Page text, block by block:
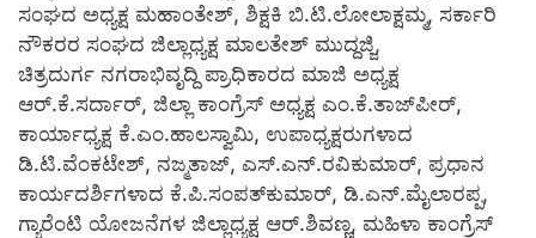
ಸಂಘದ ಅಧ್ಯಕ್ಷ ಮಹಾಂತೇಶ್, ಶಿಕ್ಷಕಿ ಬಿ.ಟಿ.ಲೋಲಾಕ್ಷಮ್ಮ, ಸರ್ಕಾರಿ
ನೌಕರರ ಸಂಘದ ಜಿಲ್ಲಾಧ್ಯಕ್ಷ ಮಾಲತೇಶ್ ಮುದ್ದಜ್ಜಿ,
ಚಿತ್ರದುರ್ಗ ನಗರಾಭಿವೃದ್ದಿ ಪ್ರಾಧಿಕಾರದ ಮಾಜಿ ಅಧ್ಯಕ್ಷ
ಆರ್.ಕೆ.ಸರ್ದಾರ್, ಜಿಲ್ಲಾ ಕಾಂಗ್ರೆಸ್ ಅಧ್ಯಕ್ಷ ಎಂ.ಕೆ.ತಾಜ್‍ಪೀರ್,
ಕಾರ್ಯಾಧ್ಯಕ್ಷ ಕೆ.ಎಂ.ಹಾಲಸ್ವಾಮಿ, ಉಪಾಧ್ಯಕ್ಷರುಗಳಾದ
ಡಿ.ಟಿ.ವೆಂಕಟೇಶ್, ನಜ್ಮತಾಜ್, ಎಸ್.ಎನ್.ರವಿಕುಮಾರ್, ಪ್ರಧಾನ
ಕಾರ್ಯದರ್ಶಿಗಳಾದ ಕೆ.ಪಿ.ಸಂಪತ್‍ಕುಮಾರ್, ಡಿ.ಎನ್.ಮೈಲಾರಪ್ಪ,
ಗ್ಯಾರೆಂಟಿ ಯೋಜನೆಗಳ ಜಿಲ್ಲಾಧ್ಯಕ್ಷ ಆರ್.ಶಿವಣ್ಣ, ಮಹಿಳಾ ಕಾಂಗ್ರೆಸ್